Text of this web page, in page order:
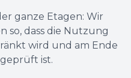
ganze Etagen: Wir
so, dass die Nutzung
wird und am Ende
ist.